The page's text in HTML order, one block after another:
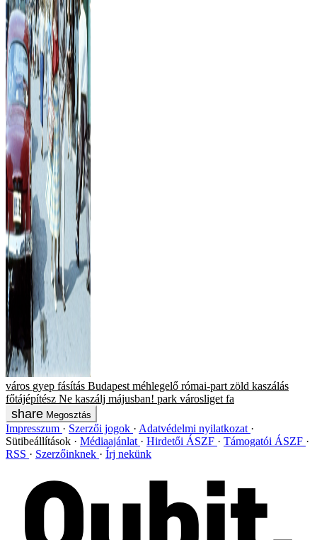
város gyep fásítás Budapest méhlegelő római-part zöld kaszálás
főtájépítész Ne kaszálj májusban! park városliget fa
Megosztás
Impresszum Szerzői jogok
Adatvédelmi nyilatkozat
Sütibeállítások
Médiaajánlat Hirdetői ÁSZF
Támogatói ÁSZF
RSS
Szerzőinknek Írj nekünk